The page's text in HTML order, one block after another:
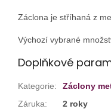
Záclona je stříhaná z
Výchozí vybrané
Doplňkové
Kategorie:
Záclony
Záruka:
2 roky